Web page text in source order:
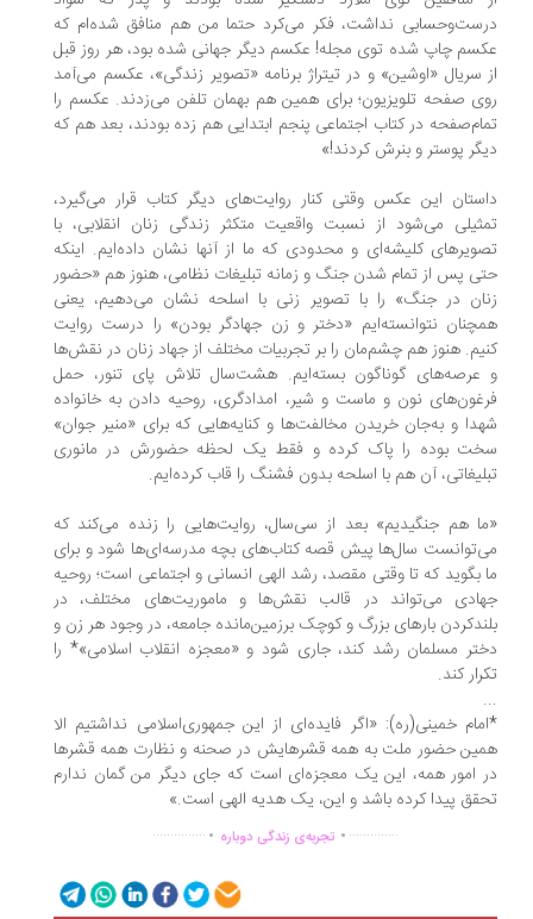
نداشت، فکر می‌کرد حتما من هم منافق شده‌ام که
چاپ شده توی مجله! عکسم دیگر جهانی شده بود، هر روز قبل
سریال «اوشین» و در تیتراژ برنامه «تصویر زندگی»، عکسم می‌آمد
صفحه تلویزیون؛ برای همین هم بهمان تلفن می‌زدند. عکسم را
در کتاب اجتماعی پنجم ابتدایی هم زده بودند، بعد هم که
پوستر و بنرش کردند!»
این عکس وقتی کنار روایت‌های دیگر‌ کتاب قرار می‌گیرد،
می‌شود از نسبت‌ واقعیت‌ متکثر‌ زندگی‌ زنان انقلابی، با
کلیشه‌ای و محدودی که ما از آنها نشان داده‌ایم. اینکه
پس از تمام شدن‌ جنگ و زمانه‌ تبلیغات نظامی، هنوز هم «حضور
در جنگ» را با تصویر زنی با اسلحه نشان می‌دهیم، یعنی
نتوانسته‌ایم «دختر و زن‌ جهادگر بودن» را درست روایت
هنوز هم چشم‌مان را بر تجربیات مختلف از جهاد‌ زنان در نقش‌ها
گوناگون بسته‌ایم. هشت‌سال تلاش‌ پای تنور، حمل
نون و ماست و شیر، امدادگری، روحیه دادن به خانواده‌
و به‌جان خریدن‌ مخالفت‌ها و کنایه‌هایی که برای «منیر‌ جوان»
بوده را پاک کرده و فقط یک لحظه حضورش در مانوری
آن هم با اسلحه‌ بدون فشنگ را قاب کرده‌ایم.
هم جنگیدیم» بعد از سی‌سال، روایت‌هایی را زنده می‌کند که
سال‌ها پیش قصه‌ کتاب‌های بچه مدرسه‌‌ای‌ها شود و برای
بگوید که تا وقتی مقصد، رشد‌ الهی‌ انسانی و اجتماعی است؛ روحیه‌
می‌تواند در قالب نقش‌ها و ماموریت‌های مختلف، در
بارهای بزرگ و کوچک‌ برزمین‌مانده‌ جامعه، در وجود‌ هر زن و
مسلمان رشد کند، جاری شود و «معجزه انقلاب اسلامی»* را
کند.
خمینی(ره): «اگر فایده‌ای از این جمهوری‌اسلامی نداشتیم الا
حضور ملت به همه قشرهایش در صحنه و نظارت همه قشرها
امور همه، این یک معجزه‌ای است که جای دیگر من گمان ندارم
پیدا کرده باشد و این، یک هدیه الهی است.»
................تجربه‌ی زندگی دوباره ...............